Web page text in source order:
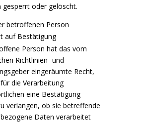
gesperrt oder gelöscht.
betroffenen Person
Bestätigung
Person hat das vom
Richtlinien- und
eingeräumte Recht,
die Verarbeitung
eine Bestätigung
verlangen, ob sie betreffende
Daten verarbeitet